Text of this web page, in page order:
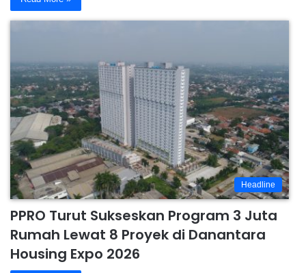
Headline
PPRO Turut Sukseskan Program 3 Juta
Rumah Lewat 8 Proyek di Danantara
Housing Expo 2026